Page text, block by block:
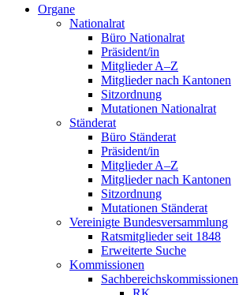
Organe
Nationalrat
Büro Nationalrat
Präsident/in
Mitglieder A–Z
Mitglieder nach Kantonen
Sitzordnung
Mutationen Nationalrat
Ständerat
Büro Ständerat
Präsident/in
Mitglieder A–Z
Mitglieder nach Kantonen
Sitzordnung
Mutationen Ständerat
Vereinigte Bundesversammlung
Ratsmitglieder seit 1848
Erweiterte Suche
Kommissionen
Sachbereichskommissionen